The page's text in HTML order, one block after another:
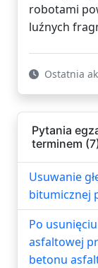
robotami
luźnych
Ostatnia
Pytania
terminem
Usuwanie
bitumicznej
Po
asfaltowej
betonu